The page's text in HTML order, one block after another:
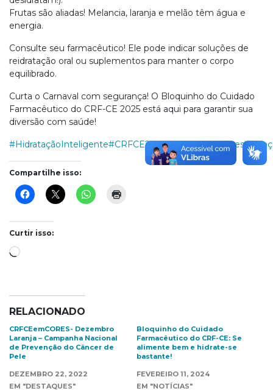
Frutas são aliadas! Melancia, laranja e melão têm água e
energia.
Consulte seu farmacêutico! Ele pode indicar soluções de
reidratação oral ou suplementos para manter o corpo
equilibrado.
Curta o Carnaval com segurança! O Bloquinho do Cuidado
Farmacêutico do CRF-CE 2025 está aqui para garantir sua
diversão com saúde!
#HidrataçãoInteligente#CRFCE2025
Compartilhe isso:
Curtir isso:
Carregando...
RELACIONADO
CRFCEemCORES- Dezembro
Laranja – Campanha Nacional
de Prevenção do Câncer de
Pele
DEZEMBRO 22, 2022
EM "DESTAQUES"
Bloquinho do Cuidado
Farmacêutico do CRF-CE: Se
alimente bem e hidrate-se
bastante!
FEVEREIRO 11, 2024
EM "NOTÍCIAS"